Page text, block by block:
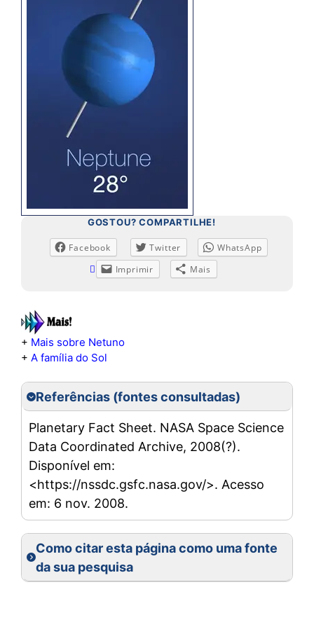
GOSTOU? COMPARTILHE!
Facebook Twitter
WhatsApp
Imprimir
Mais
+ Mais sobre Netuno
+ A família do Sol
Referências (fontes consultadas)
Planetary Fact Sheet. NASA Space Science
Data Coordinated Archive, 2008(?).
Disponível em:
<https://nssdc.gsfc.nasa.gov/>. Acesso
em: 6 nov. 2008.
Como citar esta página como uma fonte
da sua pesquisa